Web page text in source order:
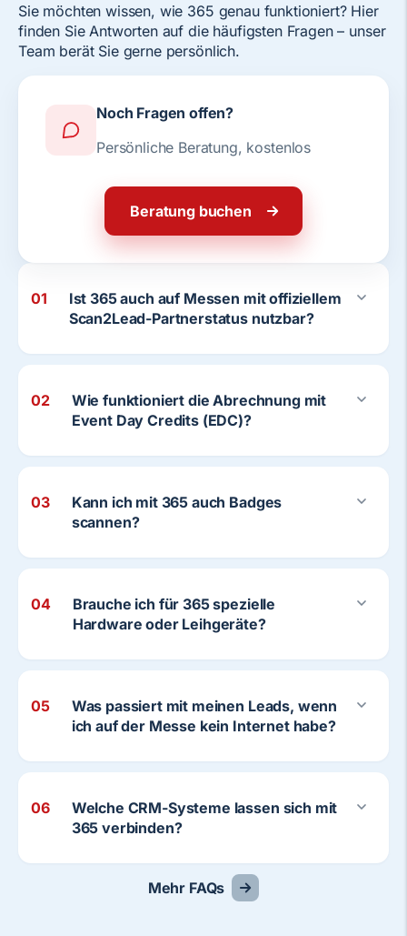
Sie möchten wissen, wie 365 genau funktioniert? Hier
finden Sie Antworten auf die häufigsten Fragen – unser
Team berät Sie gerne persönlich.
Noch Fragen offen?
Persönliche Beratung, kostenlos
Beratung buchen
01
Ist 365 auch auf Messen mit offiziellem
Scan2Lead-Partnerstatus nutzbar?
02
Wie funktioniert die Abrechnung mit
Event Day Credits (EDC)?
03
Kann ich mit 365 auch Badges
scannen?
04
Brauche ich für 365 spezielle
Hardware oder Leihgeräte?
05
Was passiert mit meinen Leads, wenn
ich auf der Messe kein Internet habe?
06
Welche CRM-Systeme lassen sich mit
365 verbinden?
Mehr FAQs